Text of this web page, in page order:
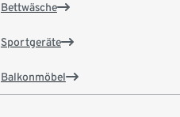
Bettwäsche
Sportgeräte
Balkonmöbel